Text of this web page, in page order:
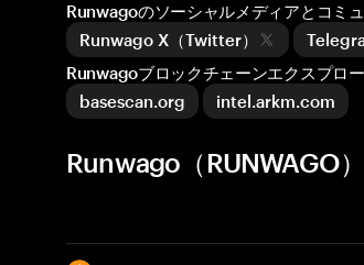
Runwagoのソーシャルメディアとコミ
Runwago X（Twitter）
Runwagoブロックチェーンエクスプロ
basescan.org
intel.arkm.com
Runwago（RUNWAGO